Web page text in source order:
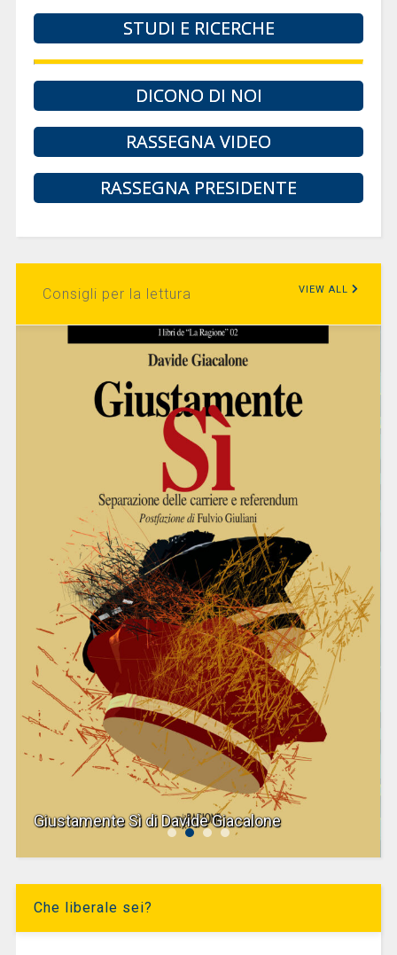
STUDI E RICERCHE
DICONO DI NOI
RASSEGNA VIDEO
RASSEGNA PRESIDENTE
Consigli per la lettura VIEW ALL
Giustamente Sì di Davide Giacalone
Che liberale sei?